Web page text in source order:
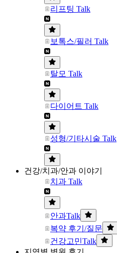
리프팅 Talk
보톡스/필러 Talk
탈모 Talk
다이어트 Talk
성형/기타시술 Talk
건강/치과/안과 이야기
치과 Talk
안과Talk
복약 후기/질문
건강고민Talk